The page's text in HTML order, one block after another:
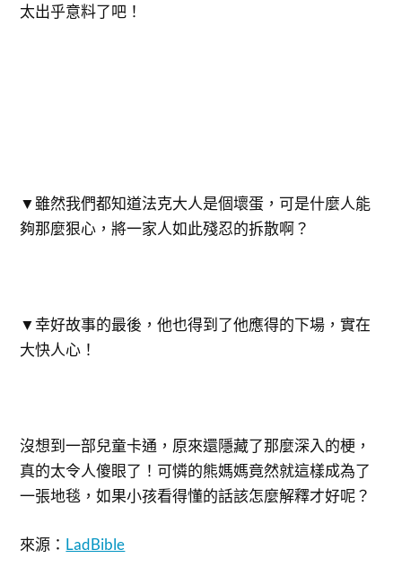
太出乎意料了吧！
▼雖然我們都知道法克大人是個壞蛋，可是什麼人能
夠那麼狠心，將一家人如此殘忍的拆散啊？
▼幸好故事的最後，他也得到了他應得的下場，實在
大快人心！
沒想到一部兒童卡通，原來還隱藏了那麼深入的梗，
真的太令人傻眼了！可憐的熊媽媽竟然就這樣成為了
一張地毯，如果小孩看得懂的話該怎麼解釋才好呢？
來源： LadBible